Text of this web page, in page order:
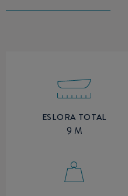
ESLORA TOTAL
9 M